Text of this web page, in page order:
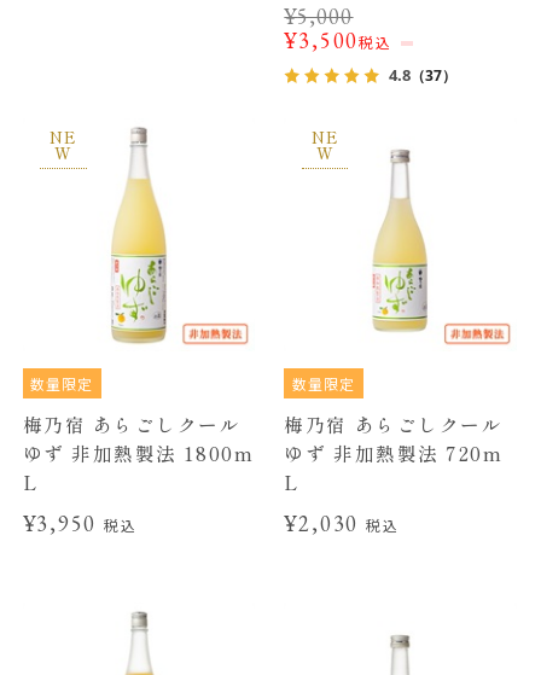
¥5,000
¥3,500税込
4.8 （37）
NE
W
数量限定
梅乃宿 あらごしクール
ゆず 非加熱製法 1800m
L
¥3,950税込
NE
W
数量限定
梅乃宿 あらごしクール
ゆず 非加熱製法 720m
L
¥2,030 税込